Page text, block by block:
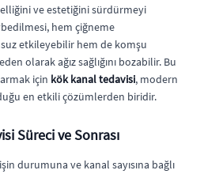
ve estetiğini sürdürmeyi
hem çiğneme
etkileyebilir hem de komşu
olarak ağız sağlığını bozabilir. Bu
için kök kanal tedavisi, modern
en etkili çözümlerden biridir.
Süreci ve Sonrası
durumuna ve kanal sayısına bağlı